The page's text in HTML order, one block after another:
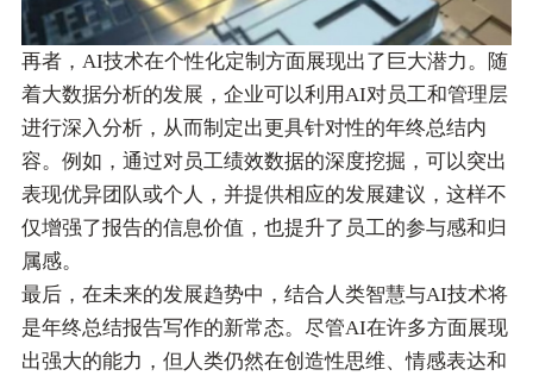
再者，AI技术在个性化定制方面展现出了巨大潜力。随
着大数据分析的发展，企业可以利用AI对员工和管理层
进行深入分析，从而制定出更具针对性的年终总结内
容。例如，通过对员工绩效数据的深度挖掘，可以突出
表现优异团队或个人，并提供相应的发展建议，这样不
仅增强了报告的信息价值，也提升了员工的参与感和归
属感。
最后，在未来的发展趋势中，结合人类智慧与AI技术将
是年终总结报告写作的新常态。尽管AI在许多方面展现
出强大的能力，但人类仍然在创造性思维、情感表达和